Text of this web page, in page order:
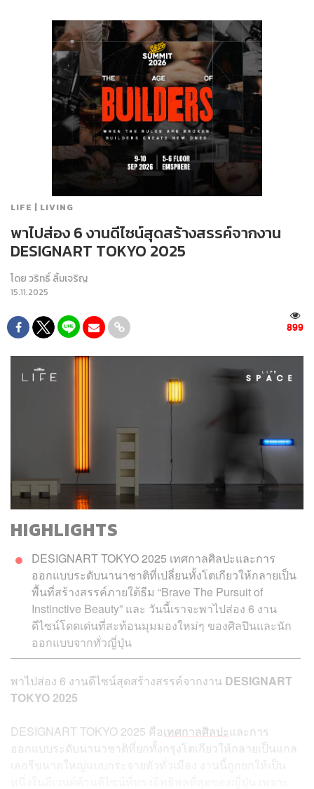
LIFE | LIVING
พาไปส่อง 6 งานดีไซน์สุดสร้างสรรค์จากงาน
DESIGNART TOKYO 2025
โดยวริทธิ์ ลิ้มเจริญ
15.11.2025
899
HIGHLIGHTS
DESIGNART TOKYO 2025 เทศกาลศิลปะและการ
ออกแบบระดับนานาชาติที่เปลี่ยนทั้งโตเกียวให้กลายเป็น
พื้นที่สร้างสรรค์ภายใต้ธีม “Brave The Pursuit of
Instinctive Beauty” และ วันนี้เราจะพาไปส่อง 6 งาน
ดีไซน์โดดเด่นที่สะท้อนมุมมองใหม่ๆ ของศิลปินและนัก
ออกแบบจากทั่วญี่ปุ่น
พาไปส่อง 6 งานดีไซน์สุดสร้างสรรค์จากงาน DESIGNART
TOKYO 2025
DESIGNART TOKYO 2025 คือเทศกาลศิลปะและการ
ออกแบบระดับนานาชาติที่ยกทั้งกรุงโตเกียวให้กลายเป็นแกล